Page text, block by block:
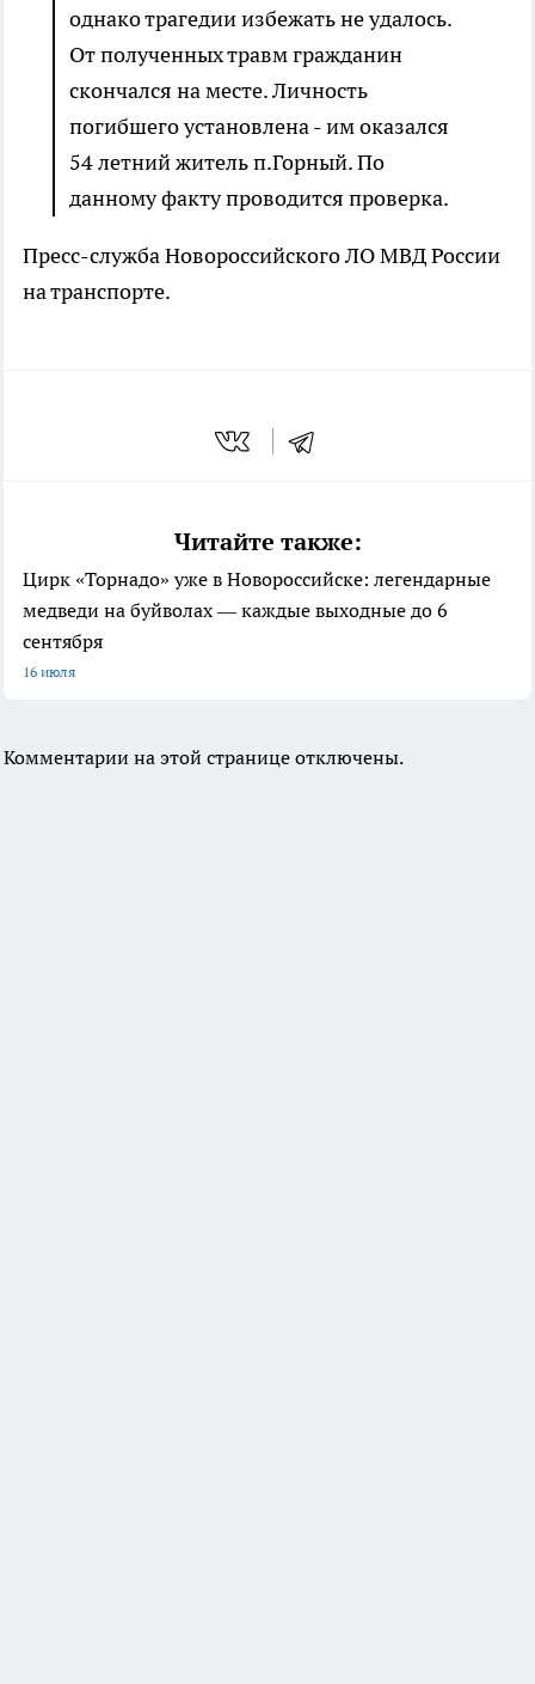
однако трагедии избежать не удалось.
От полученных травм гражданин
скончался на месте. Личность
погибшего установлена - им оказался
54 летний житель п.Горный. По
данному факту проводится проверка.
Пресс-служба Новороссийского ЛО МВД России
на транспорте.
Читайте также:
Цирк «Торнадо» уже в Новороссийске: легендарные
медведи на буйволах — каждые выходные до 6
сентября
16 июля
Комментарии на этой странице отключены.